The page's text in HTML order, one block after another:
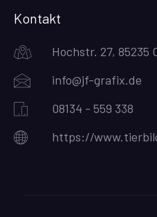
Kontakt
Hochstr. 27, 85235
info@jf-grafix.de
08134 - 559 338
https://